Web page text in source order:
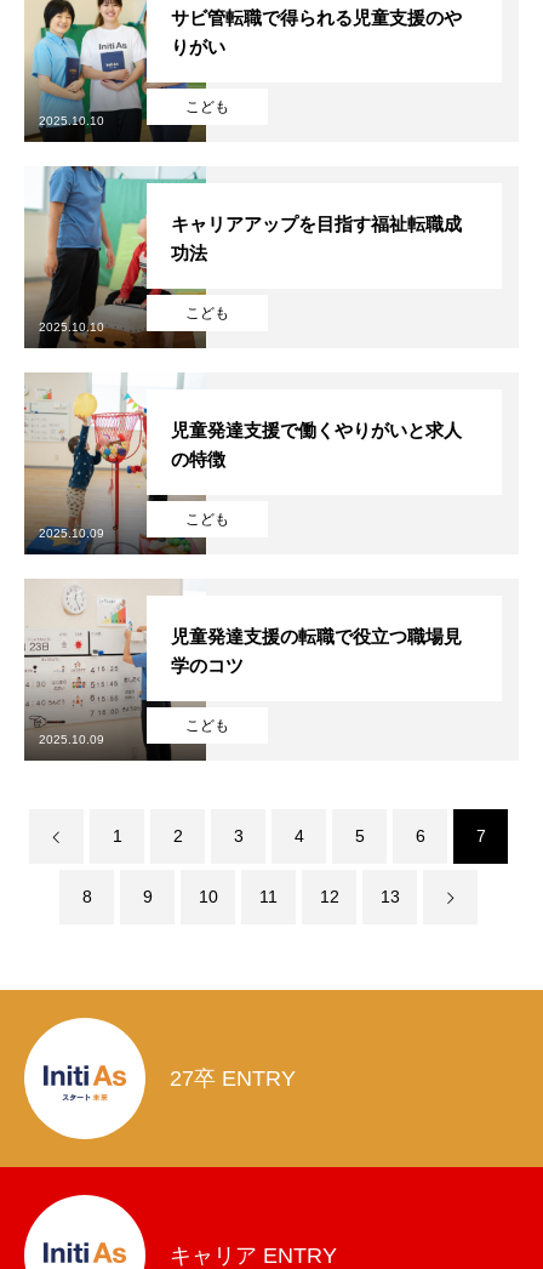
HOME
仕事を知る BUSINESS
採用を知る
こども
サビ管転職で得られる児童支援のや
りがい
2025.10.10
こども
キャリアアップを目指す福祉転職成
功法
2025.10.10
こども
児童発達支援で働くやりがいと求人
の特徴
2025.10.09
こども
児童発達支援の転職で役立つ職場見
学のコツ
2025.10.09
1 2 3 4 5 6 7
8 9 10 11 12 13
27卒 ENTRY
キャリア ENTRY